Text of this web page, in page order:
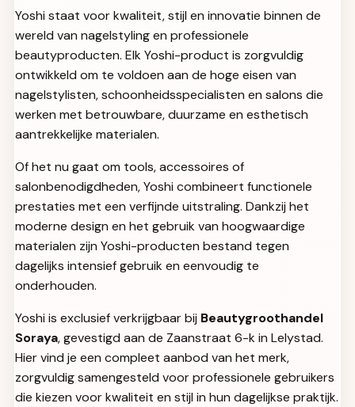
Yoshi staat voor kwaliteit, stijl en innovatie binnen de
wereld van nagelstyling en professionele
beautyproducten. Elk Yoshi-product is zorgvuldig
ontwikkeld om te voldoen aan de hoge eisen van
nagelstylisten, schoonheidsspecialisten en salons die
werken met betrouwbare, duurzame en esthetisch
aantrekkelijke materialen.
Of het nu gaat om tools, accessoires of
salonbenodigdheden, Yoshi combineert functionele
prestaties met een verfijnde uitstraling. Dankzij het
moderne design en het gebruik van hoogwaardige
materialen zijn Yoshi-producten bestand tegen
dagelijks intensief gebruik en eenvoudig te
onderhouden.
Yoshi is exclusief verkrijgbaar bij Beautygroothandel
Soraya, gevestigd aan de Zaanstraat 6-k in Lelystad.
Hier vind je een compleet aanbod van het merk,
zorgvuldig samengesteld voor professionele gebruikers
die kiezen voor kwaliteit en stijl in hun dagelijkse praktijk.